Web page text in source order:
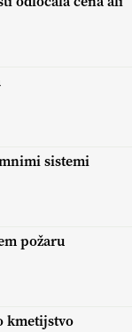
sistemi
požaru
kmetijstvo